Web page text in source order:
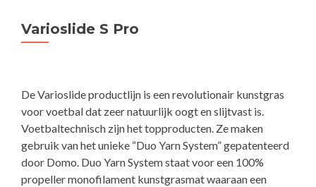
Varioslide S Pro
De Varioslide productlijn is een revolutionair kunstgras
voor voetbal dat zeer natuurlijk oogt en slijtvast is.
Voetbaltechnisch zijn het topproducten. Ze maken
gebruik van het unieke “Duo Yarn System” gepatenteerd
door Domo. Duo Yarn System staat voor een 100%
propeller monofilament kunstgrasmat waaraan een